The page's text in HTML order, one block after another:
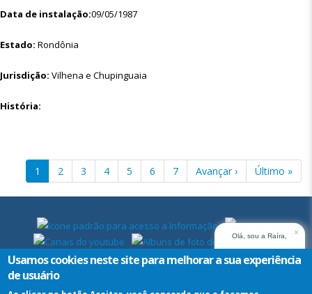
Data de instalação:09/05/1987
Estado: Rondônia
Jurisdição: Vilhena e Chupinguaia
História:
Página
atual
1 Página
2 Página
3 Página
4 Página
5 Página
6 Página
7
Próxima
página
Avançar ›
Última
página
Último »
Olá, sou a Raíra,
assistente virtual do
TRT14. Em que posso
x
Usamos cookies neste site para melhorar a sua experiência
de usuário